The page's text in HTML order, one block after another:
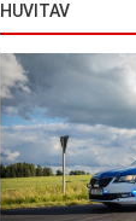
HUVITAV